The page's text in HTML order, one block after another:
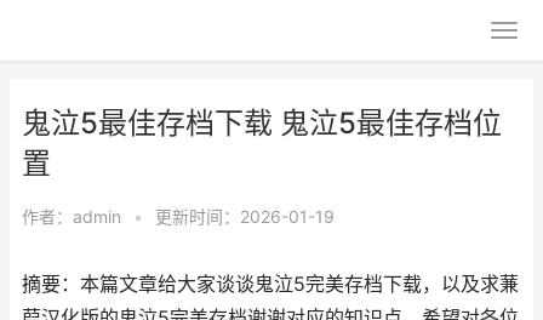
鬼泣5最佳存档下载 鬼泣5最佳存档位
置
作者： admin • 更新时间：2026-01-19
摘要：本篇文章给大家谈谈鬼泣5完美存档下载，以及求蒹